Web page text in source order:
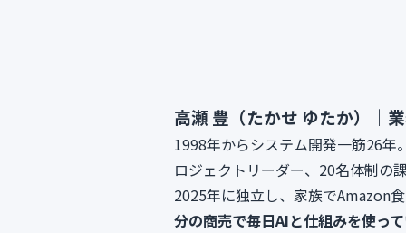
高瀬 豊（たかせ ゆたか）｜
1998年からシステム開発一筋26
ロジェクトリーダー、20名体制の
2025年に独立し、家族でAmazon
分の商売で毎日AIと仕組みを使っ